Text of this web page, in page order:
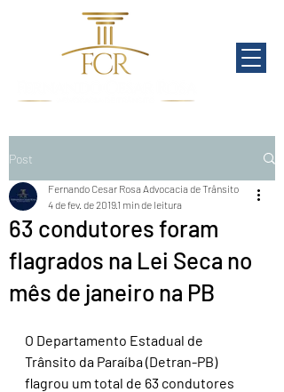
Post
63 condutores foram
flagrados na Lei Seca no
mês de janeiro na PB
Fernando Cesar Rosa Advocacia de Trânsito
4 de fev. de 20191 min de leitura
O Departamento Estadual de
Trânsito da Paraíba (Detran-PB)
flagrou um total de 63 condutores